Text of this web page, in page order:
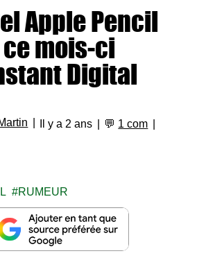
Apple Pencil
mois-ci
Digital
Il y a 2 ans 💬 1 com
RUMEUR